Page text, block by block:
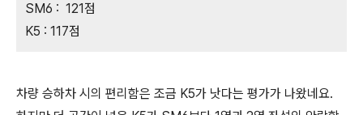
SM6 : 121점
K5 : 117점
차량 승하차 시의 편리함은 조금 K5가 낫다는 평가가 나왔네요.